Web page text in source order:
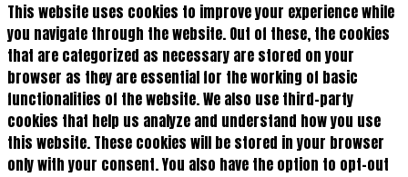
This website uses cookies to improve your experience while
you navigate through the website. Out of these, the cookies
that are categorized as necessary are stored on your
browser as they are essential for the working of basic
functionalities of the website. We also use third-party
cookies that help us analyze and understand how you use
this website. These cookies will be stored in your browser
only with your consent. You also have the option to opt-out